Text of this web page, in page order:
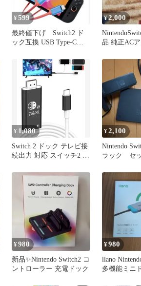
¥ 599
最終値下げ Switch2 ド
ック互換 USB Type-C
¥2,000
品 純正ACア
¥ 1,080
Switch 2 ドック テレビ接
続出力 対応 スイッチ2 ア
¥2,100
Nintendo
ラック セ
¥980
新品✨Nintendo Switch2 コ
ントローラー 充電ドック
¥980
llano
多機能ミニ